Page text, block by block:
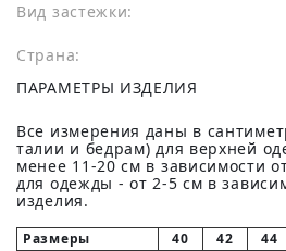
Вид застежки:
Страна:
ПАРАМЕТРЫ ИЗДЕЛИЯ
Все измерения даны в
талии и бедрам) для верхней
менее 11-20 см в зависимости
для одежды - от 2-5 см в
изделия.
Размеры 40 42 44